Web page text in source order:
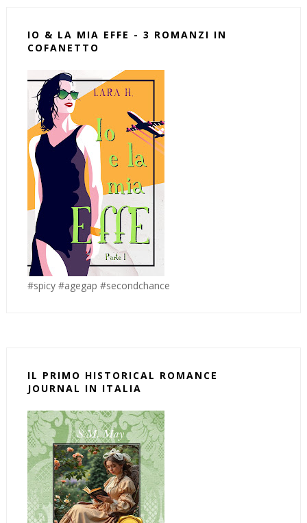
IO & LA MIA EFFE - 3 ROMANZI IN
COFANETTO
#spicy #agegap #secondchance
IL PRIMO HISTORICAL ROMANCE
JOURNAL IN ITALIA